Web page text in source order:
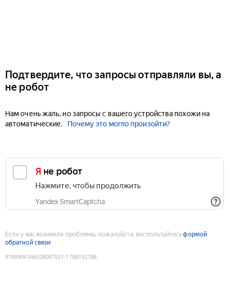
Подтвердите, что запросы отправляли вы, а
не робот
Нам очень жаль, но запросы с вашего устройства похожи на
автоматические.
Почему это могло произойти?
Я не робот
Нажмите, чтобы продолжить
Yandex SmartCaptcha
Если у вас возникли проблемы, пожалуйста, воспользуйтесьформой
обратной связи
9188904346028087521 :1786192786